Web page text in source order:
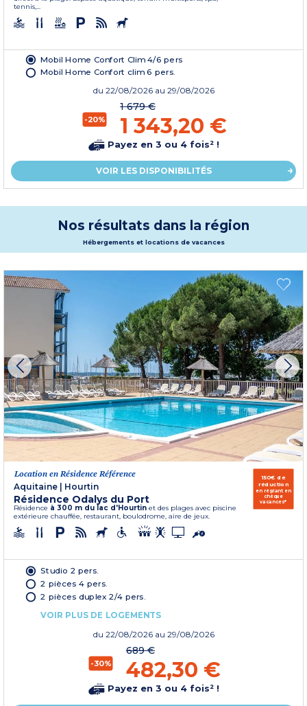
tennis,...
Mobil Home Confort Clim 4/6 pers
Mobil Home Confort clim 6 pers.
du 22/08/2026 au 29/08/2026
-20%
1 679 €
1 343,20 €
Payez en 3 ou 4 fois² !
VOIR LES DISPONIBILITÉS
Nos résultats dans la région
Hébergements et locations de vacances
Location en Résidence Référence
Aquitaine
Hourtin
Résidence Odalys du Port
Résidence à 300 m du lac d'Hourtin et des plages avec piscine
extérieure chauffée, restaurant, boulodrome, aire de jeux.
150€ de
réduction
en réglant en
chèque
vacances*
Studio 2 pers.
2 pièces 4 pers.
2 pièces duplex 2/4 pers.
VOIR PLUS DE LOGEMENTS
du 22/08/2026 au 29/08/2026
-30%
689 €
482,30 €
Payez en 3 ou 4 fois² !